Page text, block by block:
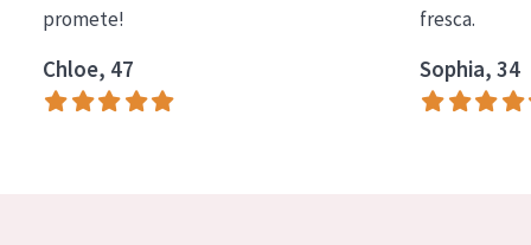
Piel expuesta al sol
Piel menopáusica
promete!
Chloe, 47
fresca.
Sophia, 34